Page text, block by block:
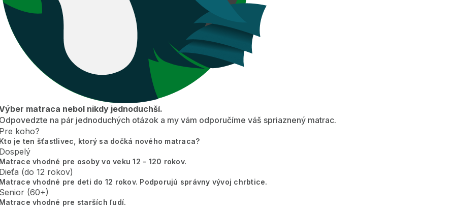
matraca nebol nikdy jednoduchší.
Odpovedzte na pár jednoduchých otázok a my vám odporučíme váš spriaznený matrac.
Pre koho?
Kto je ten šťastlivec, ktorý sa dočká nového matraca?
Dospelý
Matrace vhodné pre osoby vo veku 12 - 120 rokov.
Dieťa (do 12 rokov)
Matrace vhodné pre deti do 12 rokov. Podporujú správny vývoj chrbtice.
Senior (60+)
Matrace vhodné pre starších ľudí.